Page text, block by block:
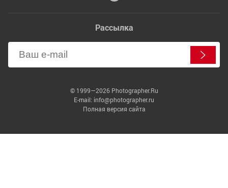
Рассылка
© 1999—2026 Photographer.Ru
E-mail: info@photographer.ru
Полная версия сайта